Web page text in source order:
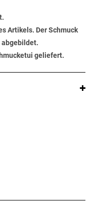
Artikels. Der Schmuck
abgebildet.
geliefert.